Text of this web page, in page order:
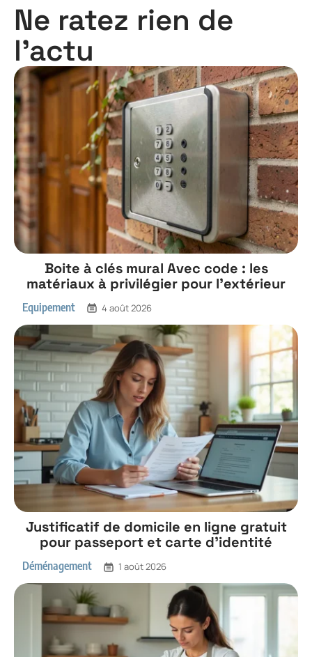
Ne ratez rien de
l'actu
Boite à clés mural Avec code : les
matériaux à privilégier pour l’extérieur
Equipement 4 août 2026
Justificatif de domicile en ligne gratuit
pour passeport et carte d’identité
Déménagement 1 août 2026